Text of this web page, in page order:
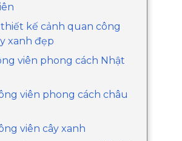
thiết kế cảnh quan công
xanh đẹp
viên phong cách Nhật
viên phong cách châu
viên cây xanh